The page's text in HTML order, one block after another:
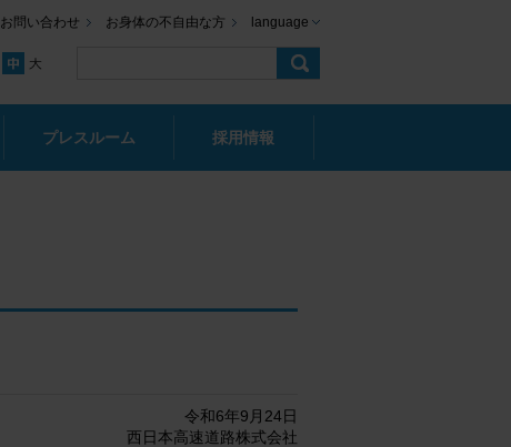
お問い合わせ お身体の不自由な方 language
プレスルーム 採用情報
令和6年9月24日
西日本高速道路株式会社